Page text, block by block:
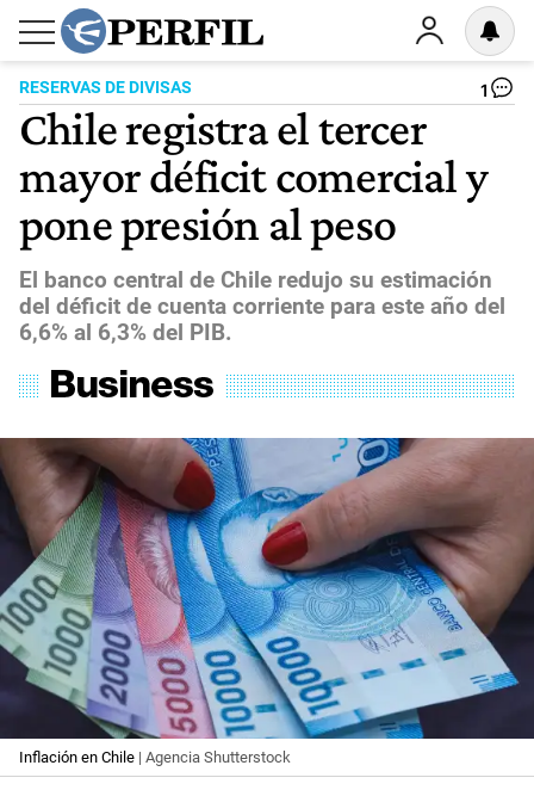
RESERVAS DE DIVISAS 1
Chile registra el tercer
mayor déficit comercial y
pone presión al peso
El banco central de Chile redujo su estimación
del déficit de cuenta corriente para este año del
6,6% al 6,3% del PIB.
Inflación en Chile | Agencia Shutterstock